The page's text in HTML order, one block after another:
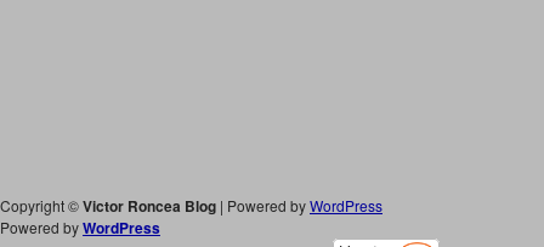
Copyright ©Victor Roncea Blog | Powered byWordPress
Powered byWordPress